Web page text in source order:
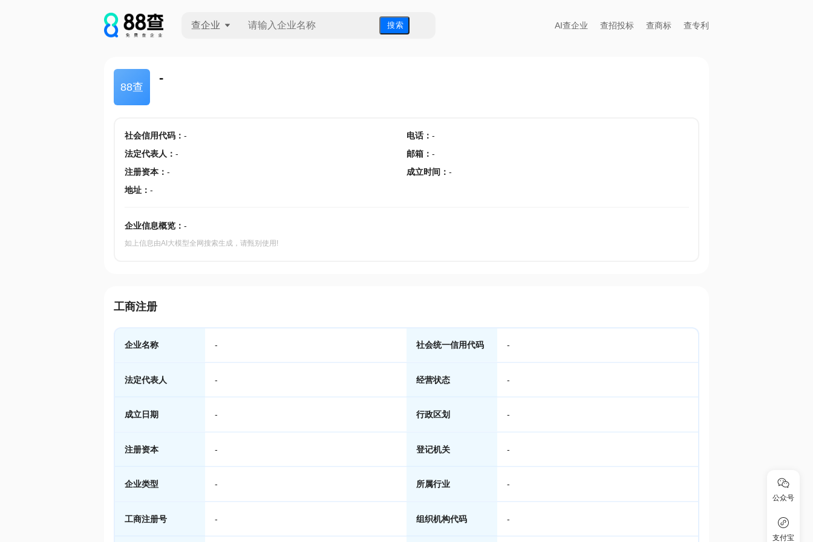
查企业 搜 索 AI查企业 查招投标 查商标 查专利
88查
-
社会信用代码： - 电话： -
法定代表人 ： - 邮箱 ： -
注册资本： - 成立时间 ： -
地址： -
企业信息概览： -
如上信息由AI大模型全网搜索生成，请甄别使用!
工商注册
企业名称 - 社会统一信用代码 -
法定代表人 - 经营状态 -
成立日期 - 行政区划 -
注册资本 - 登记机关 -
企业类型 - 所属行业 -
工商注册号 - 组织机构代码 -
公众号
支付宝